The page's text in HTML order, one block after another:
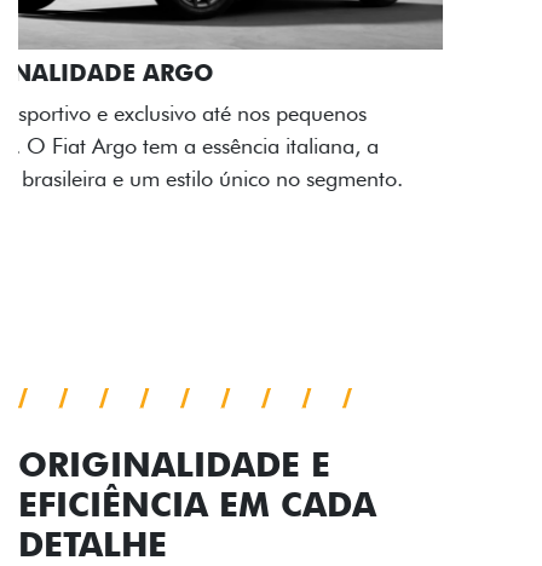
ACABAMENTO E DESIGN INTERNO
A flag italiana e o novo logo Fiat também aparecem
no interior do carro, que possui acabamento
impecável e detalhes escurecidos.
ORIGINALIDADE E
EFICIÊNCIA EM CADA
DETALHE